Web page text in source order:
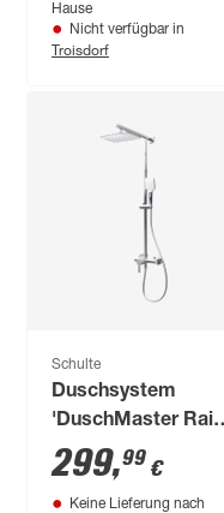
Hause
Nicht verfügbar in
Troisdorf
Schulte
Duschsystem
'DuschMaster
mit
verchromt / weiß
299,99 €
Keine Lieferung nach